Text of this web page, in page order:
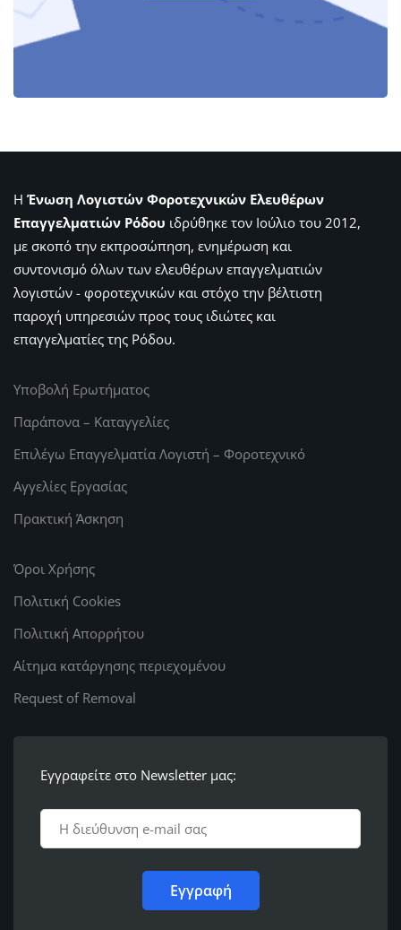
Η Ένωση Λογιστών Φοροτεχνικών Ελευθέρων
Επαγγελματιών Ρόδου ιδρύθηκε τον Ιούλιο του 2012,
με σκοπό την εκπροσώπηση, ενημέρωση και
συντονισμό όλων των ελευθέρων επαγγελματιών
λογιστών - φοροτεχνικών και στόχο την βέλτιστη
παροχή υπηρεσιών προς τους ιδιώτες και
επαγγελματίες της Ρόδου.
Υποβολή Ερωτήματος
Παράπονα – Καταγγελίες
Επιλέγω Επαγγελματία Λογιστή – Φοροτεχνικό
Αγγελίες Εργασίας
Πρακτική Άσκηση
Όροι Χρήσης
Πολιτική Cookies
Πολιτική Απορρήτου
Αίτημα κατάργησης περιεχομένου
Request of Removal
Εγγραφείτε στο Newsletter μας: